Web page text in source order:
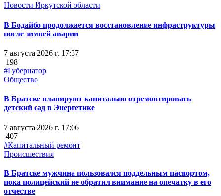
Новости Иркутской области
В Бодайбо продолжается восстановление инфраструктуры
после зимней аварии
7 августа 2026 г. 17:37
198
#Губернатор
Общество
В Братске планируют капитально отремонтировать
детский сад в Энергетике
7 августа 2026 г. 17:06
407
#Капитальный ремонт
Происшествия
В Братске мужчина пользовался поддельным паспортом,
пока полицейский не обратил внимание на опечатку в его
отчестве